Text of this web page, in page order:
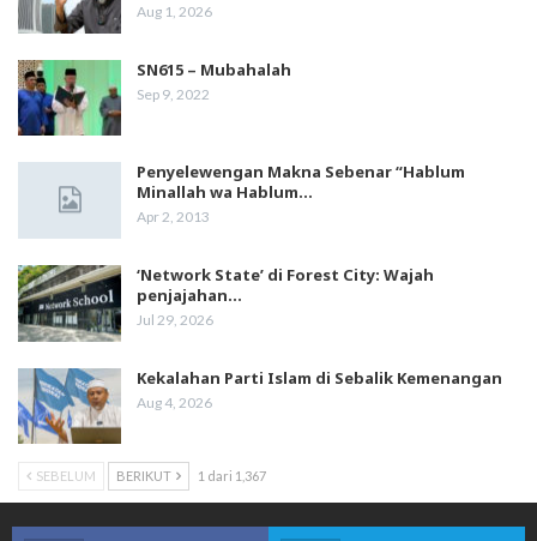
Aug 1, 2026
SN615 – Mubahalah
Sep 9, 2022
Penyelewengan Makna Sebenar “Hablum
Minallah wa Hablum…
Apr 2, 2013
‘Network State’ di Forest City: Wajah
penjajahan…
Jul 29, 2026
Kekalahan Parti Islam di Sebalik Kemenangan
Aug 4, 2026
SEBELUM BERIKUT 1 dari 1,367